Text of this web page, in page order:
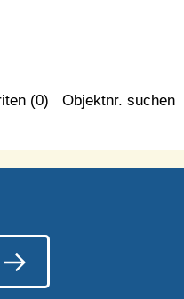
(0) Objektnr. suchen